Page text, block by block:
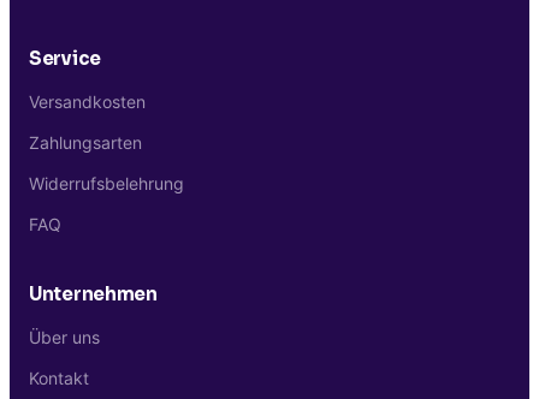
Service
Versandkosten
Zahlungsarten
Widerrufsbelehrung
FAQ
Unternehmen
Über uns
Kontakt